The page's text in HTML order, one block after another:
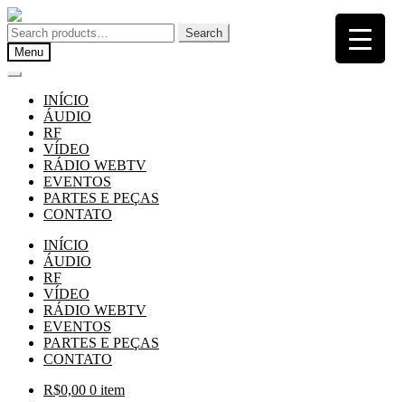
Pular
para
navegação
Pular
para
o
conteúdo
Search
for:
Search
Menu
INÍCIO
ÁUDIO
RF
VÍDEO
RÁDIO WEBTV
EVENTOS
PARTES E PEÇAS
CONTATO
INÍCIO
ÁUDIO
RF
VÍDEO
RÁDIO WEBTV
EVENTOS
PARTES E PEÇAS
CONTATO
R$0,00 0 item